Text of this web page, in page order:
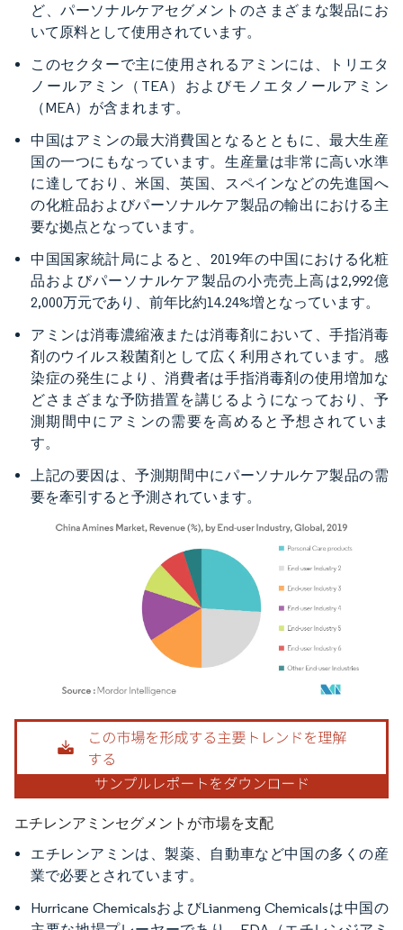
ど、パーソナルケアセグメントのさまざまな製品にお
いて原料として使用されています。
このセクターで主に使用されるアミンには、トリエタ
ノールアミン（TEA）およびモノエタノールアミン
（MEA）が含まれます。
中国はアミンの最大消費国となるとともに、最大生産
国の一つにもなっています。生産量は非常に高い水準
に達しており、米国、英国、スペインなどの先進国へ
の化粧品およびパーソナルケア製品の輸出における主
要な拠点となっています。
中国国家統計局によると、2019年の中国における化粧
品およびパーソナルケア製品の小売売上高は2,992億
2,000万元であり、前年比約14.24%増となっています。
アミンは消毒濃縮液または消毒剤において、手指消毒
剤のウイルス殺菌剤として広く利用されています。感
染症の発生により、消費者は手指消毒剤の使用増加な
どさまざまな予防措置を講じるようになっており、予
測期間中にアミンの需要を高めると予想されていま
す。
上記の要因は、予測期間中にパーソナルケア製品の需
要を牽引すると予測されています。
画像 © Mordor Intelligence。再利用にはCC BY 4.0の表示が必要です。
エチレンアミンセグメントが市場を支配
エチレンアミンは、製薬、自動車など中国の多くの産
業で必要とされています。
Hurricane ChemicalsおよびLianmeng Chemicalsは中国の